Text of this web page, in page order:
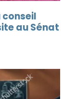
conseil
au Sénat